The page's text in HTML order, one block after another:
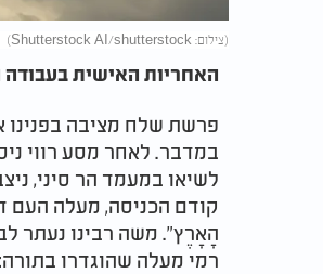
(צילום: Shutterstock AI/shutterstock)
האחריות האישית בעבודה
פרשת שלח מציבה בפנינו
במדבר. לאחר מסע רווי
לשיאו במעמד הר סיני,
קודם הכניסה, מעלה העם
הָאָרֶץ". משה רבינו נעתר
רמי מעלה שהוגדרו